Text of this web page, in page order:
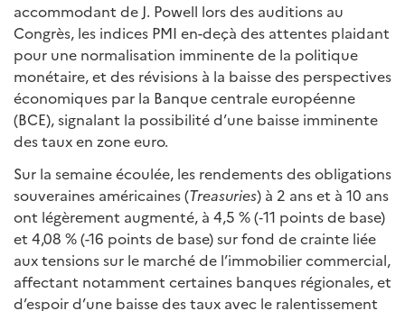
accommodant de J. Powell lors des auditions au
Congrès, les indices PMI en-deçà des attentes plaidant
pour une normalisation imminente de la politique
monétaire, et des révisions à la baisse des perspectives
économiques par la Banque centrale européenne
(BCE), signalant la possibilité d’une baisse imminente
des taux en zone euro.
Sur la semaine écoulée, les rendements des obligations
souveraines américaines (Treasuries) à 2 ans et à 10 ans
ont légèrement augmenté, à 4,5 % (‑11 points de base)
et 4,08 % (-16 points de base) sur fond de crainte liée
aux tensions sur le marché de l’immobilier commercial,
affectant notamment certaines banques régionales, et
d’espoir d’une baisse des taux avec le ralentissement